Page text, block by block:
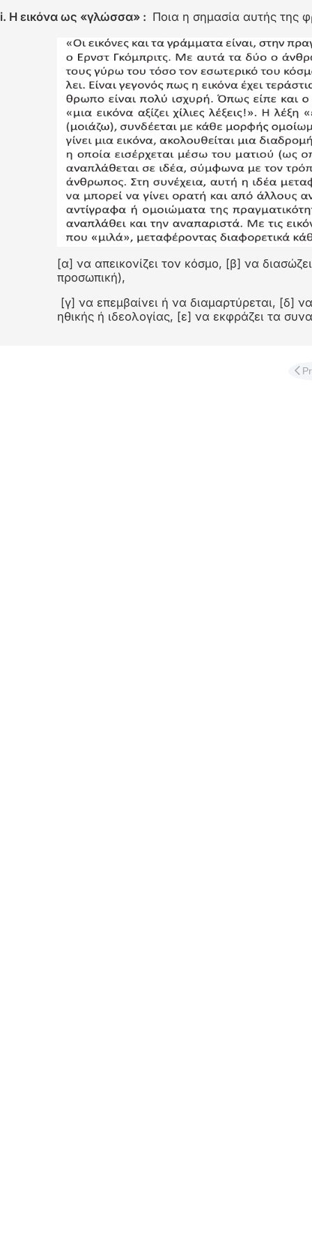
Διαφάνεια 1
i. Η εικόνα ως «γλώσσα» : Ποια η σημασία αυτής της
[α] να απεικονίζει τον κόσμο, [β] να
προσωπική),
[γ] να επεμβαίνει ή να διαμαρτύρεται, [δ]
ηθικής ή ιδεολογίας, [ε] να εκφράζει τα